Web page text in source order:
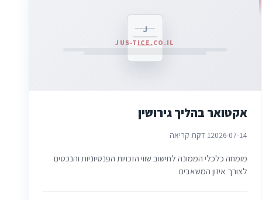
J
JUS-TICE.CO.IL
אקטואר בהליך גירושין
2026-07-141 דקת קריאה
מומחה כלכלי הממונה לחישוב שווי הזכויות הפנסיוניות והנכסים
לצורך איזון המשאבים